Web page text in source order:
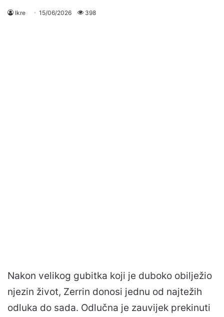
Ikre 15/06/2026 398
Nakon velikog gubitka koji je duboko obilježio
njezin život, Zerrin donosi jednu od najtežih
odluka do sada. Odlučna je zauvijek prekinuti